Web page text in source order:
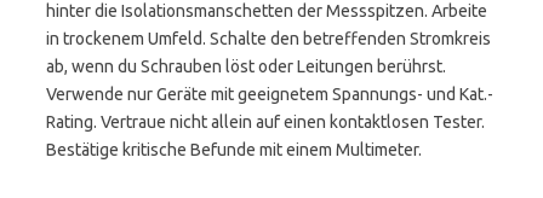
hinter die Isolationsmanschetten der Messspitzen. Arbeite
in trockenem Umfeld. Schalte den betreffenden Stromkreis
ab, wenn du Schrauben löst oder Leitungen berührst.
Verwende nur Geräte mit geeignetem Spannungs- und Kat.-
Rating. Vertraue nicht allein auf einen kontaktlosen Tester.
Bestätige kritische Befunde mit einem Multimeter.